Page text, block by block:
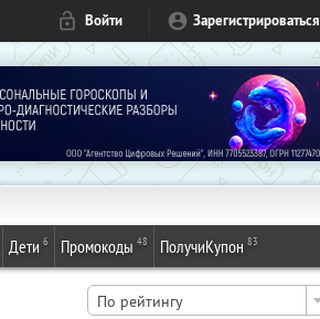
Войти Зарегистрироваться
Дети 6 Промокоды 48 ПолучиКупон 83
По рейтингу